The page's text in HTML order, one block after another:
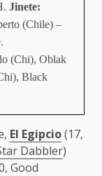
Jinete:
(Chile) –
(Chi), Oblak
Black
El Egipcio(17,
Dabbler)
Good